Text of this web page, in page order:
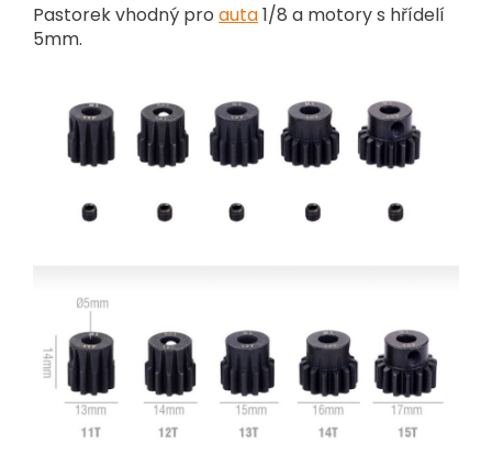
Pastorek vhodný pro auta1/8 a motory s hřídelí
5mm.